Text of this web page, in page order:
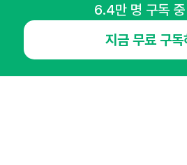
오픈애즈란
6.4만 명 구독 중
지금 무료 구독